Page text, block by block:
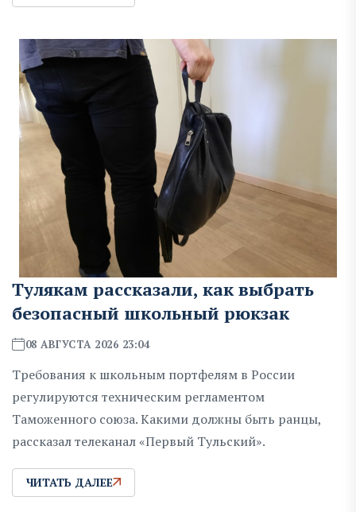
Тулякам рассказали, как выбрать
безопасный школьный рюкзак
08 АВГУСТА 2026 23:04
Требования к школьным портфелям в России
регулируются техническим регламентом
Таможенного союза. Какими должны быть ранцы,
рассказал телеканал «Первый Тульский».
ЧИТАТЬ ДАЛЕЕ